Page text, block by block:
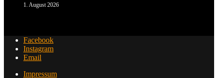
1. August 2026
Facebook
Instagram
Email
Impressum